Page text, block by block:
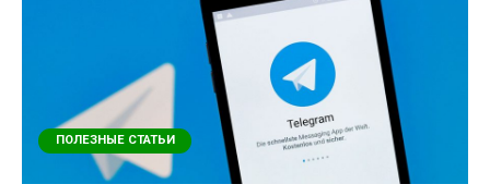
ПОЛЕЗНЫЕ СТАТЬИ